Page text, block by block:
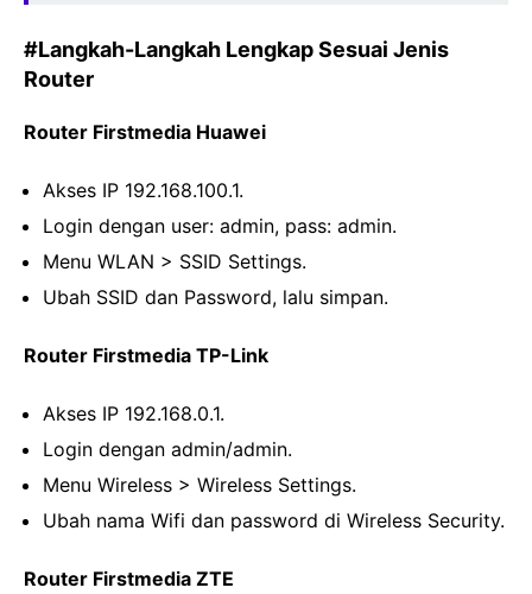
#Langkah-Langkah Lengkap Sesuai Jenis
Router
Router Firstmedia Huawei
Akses IP 192.168.100.1.
Login dengan user: admin, pass: admin.
Menu WLAN > SSID Settings.
Ubah SSID dan Password, lalu simpan.
Router Firstmedia TP-Link
Akses IP 192.168.0.1.
Login dengan admin/admin.
Menu Wireless > Wireless Settings.
Ubah nama Wifi dan password di Wireless Security.
Router Firstmedia ZTE